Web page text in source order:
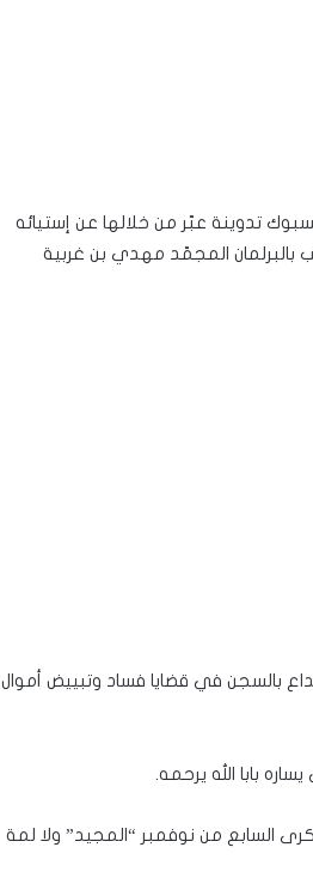
تدوينة عبّر من خلالها عن إستيائه
بالبرلمان المجمّد مهدي بن غربية
بالسجن في قضايا فساد وتبييض أموال
بابا الله يرحمه.
السابع من نوفمبر “المجيد” ولا لمة